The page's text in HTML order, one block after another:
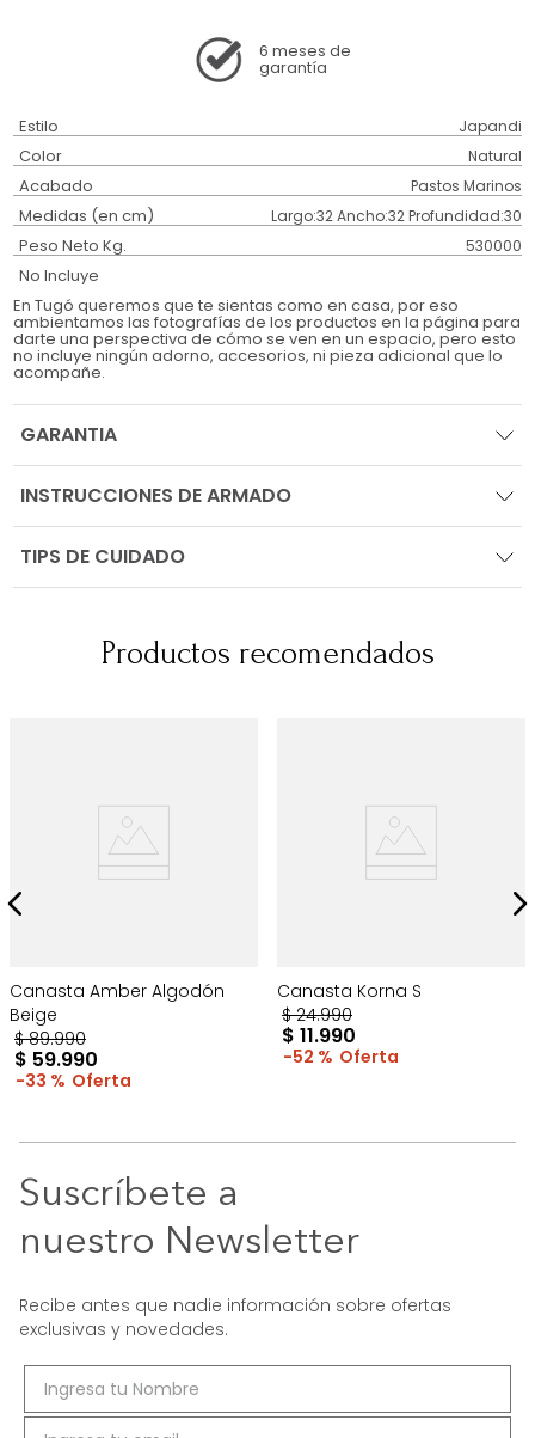
6 meses de
garantía
Estilo Japandi
Color Natural
Acabado Pastos Marinos
Medidas (en cm) Largo:32 Ancho:32 Profundidad:30
Peso Neto Kg. 530000
No Incluye
En Tugó queremos que te sientas como en casa, por eso
ambientamos las fotografías de los productos en la página para
darte una perspectiva de cómo se ven en un espacio, pero esto
no incluye ningún adorno, accesorios, ni pieza adicional que lo
acompañe.
GARANTIA
INSTRUCCIONES DE ARMADO
TIPS DE CUIDADO
Productos recomendados
Canasta Amber Algodón
Beige
$ 89.990
$ 59.990
33 %
Canasta Korna S
$ 24.990
$ 11.990
52 %
Suscríbete a
nuestro Newsletter
Recibe antes que nadie información sobre ofertas
exclusivas y novedades.